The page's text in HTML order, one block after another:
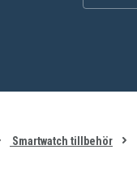
Smartwatch tillbehör